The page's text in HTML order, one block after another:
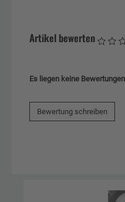
Artikel bewerten
Es liegen keine
Bewertung schreiben